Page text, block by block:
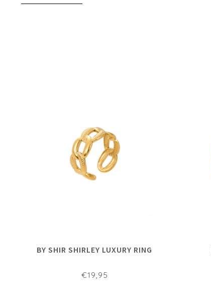
BY SHIR SHIRLEY LUXURY RING
€19,95